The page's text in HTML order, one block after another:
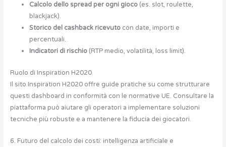
Calcolo dello spread per ogni gioco(es. slot, roulette,
blackjack).
Storico del cashback ricevutocon date, importi e
percentuali.
Indicatori di rischio(RTP medio, volatilità, loss limit).
Ruolo di Inspiration H2020
Il sito Inspiration H2020 offre guide pratiche su come strutturare
questi dashboard in conformità con le normative UE. Consultare la
piattaforma può aiutare gli operatori a implementare soluzioni
tecniche più robuste e a mantenere la fiducia dei giocatori.
6. Futuro del calcolo dei costi: intelligenza artificiale e